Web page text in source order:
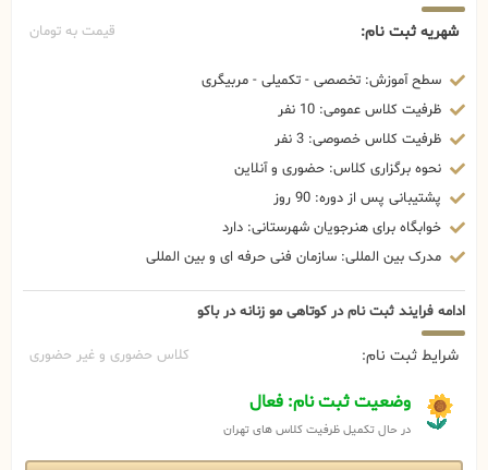
شهریه ثبت نام: قیمت به تومان
سطح آموزش: تخصصی - تکمیلی - مربیگری
ظرفیت کلاس عمومی: 10 نفر
ظرفیت کلاس خصوصی: 3 نفر
نحوه برگزاری کلاس: حضوری و آنلاین
پشتیبانی پس از دوره: 90 روز
خوابگاه برای هنرجویان شهرستانی: دارد
مدرک بین المللی: سازمان فنی حرفه ای و بین المللی
ادامه فرایند ثبت نام در کوتاهی مو زنانه در باکو
شرایط ثبت نام: کلاس حضوری و غیر حضوری
وضعیت ثبت نام: فعال
در حال تکمیل ظرفیت کلاس های تهران